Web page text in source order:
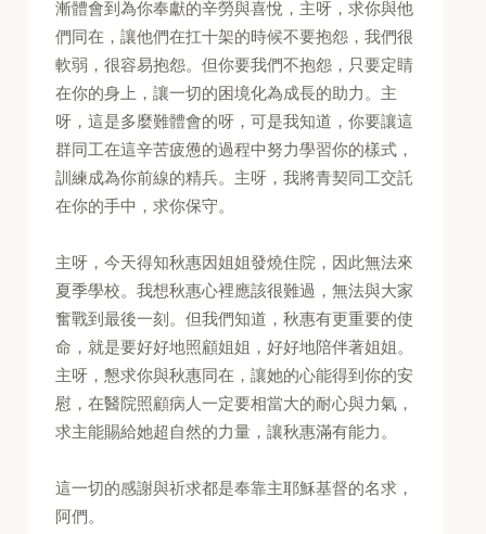
漸體會到為你奉獻的辛勞與喜悅，主呀，求你與他
們同在，讓他們在扛十架的時候不要抱怨，我們很
軟弱，很容易抱怨。但你要我們不抱怨，只要定睛
在你的身上，讓一切的困境化為成長的助力。主
呀，這是多麼難體會的呀，可是我知道，你要讓這
群同工在這辛苦疲憊的過程中努力學習你的樣式，
訓練成為你前線的精兵。主呀，我將青契同工交託
在你的手中，求你保守。
主呀，今天得知秋惠因姐姐發燒住院，因此無法來
夏季學校。我想秋惠心裡應該很難過，無法與大家
奮戰到最後一刻。但我們知道，秋惠有更重要的使
命，就是要好好地照顧姐姐，好好地陪伴著姐姐。
主呀，懇求你與秋惠同在，讓她的心能得到你的安
慰，在醫院照顧病人一定要相當大的耐心與力氣，
求主能賜給她超自然的力量，讓秋惠滿有能力。
這一切的感謝與祈求都是奉靠主耶穌基督的名求，
阿們。